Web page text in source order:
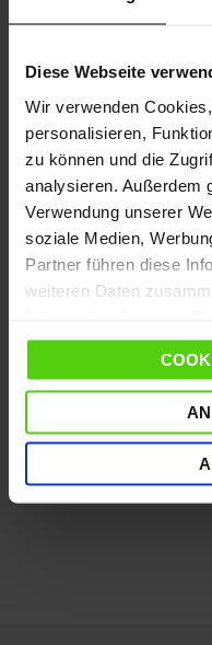
Diese Webseite
Wir verwenden
personalisieren,
zu können und die
analysieren. Außerdem
Verwendung unserer
soziale Medien,
Partner führen diese
weiteren Daten
gesammelt haben.
Brauchen
besuchen
ausgesetzt; ab dem
gewohnt weiter.
DETAILS
SPEZIFIKATIONEN
ANLEITUNG